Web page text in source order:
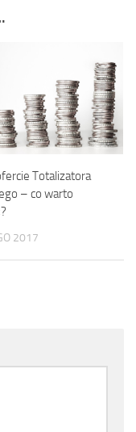
Totalizatora
– co warto
2017